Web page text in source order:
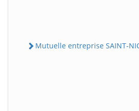
Mutuelle entreprise SAINT-